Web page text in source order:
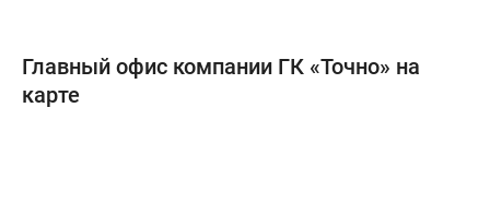
Главный офис компании ГК «Точно» на
карте